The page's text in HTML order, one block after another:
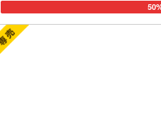
カー